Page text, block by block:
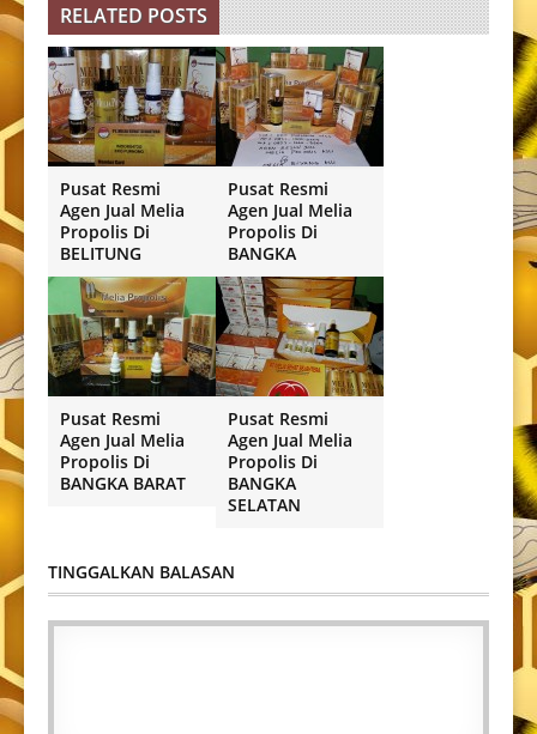
RELATED POSTS
Pusat Resmi
Agen Jual Melia
Propolis Di
BELITUNG
Pusat Resmi
Agen Jual Melia
Propolis Di
BANGKA
Pusat Resmi
Agen Jual Melia
Propolis Di
BANGKA BARAT
Pusat Resmi
Agen Jual Melia
Propolis Di
BANGKA
SELATAN
TINGGALKAN BALASAN